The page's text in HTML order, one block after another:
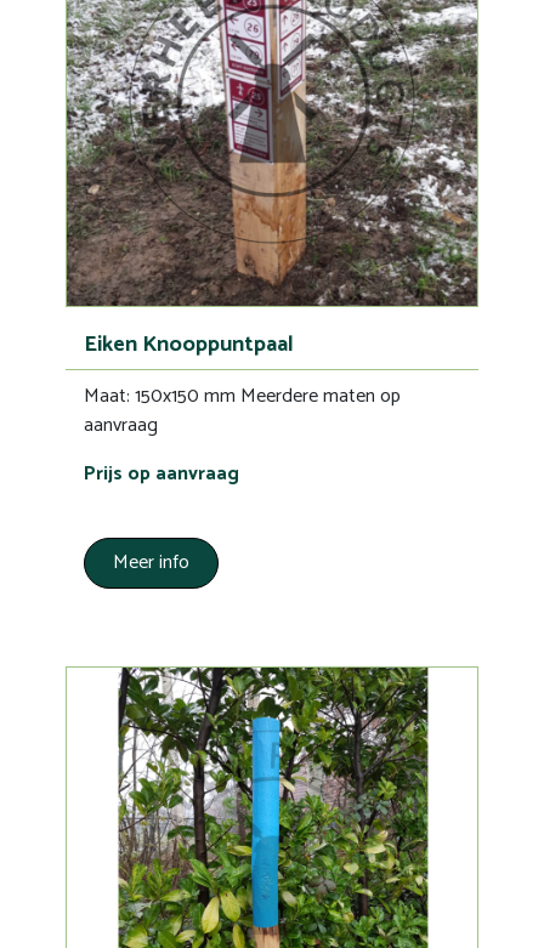
Eiken Knooppuntpaal
Maat: 150x150 mm Meerdere maten op
aanvraag
Prijs op aanvraag
Meer info